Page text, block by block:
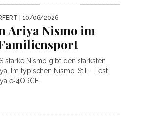
| 10/06/2026
Ariya Nismo im
starke Nismo gibt den stärksten
Im typischen Nismo-Stil – Test
e‑4ORCE...